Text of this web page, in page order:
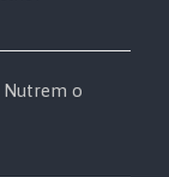
Nutrem o